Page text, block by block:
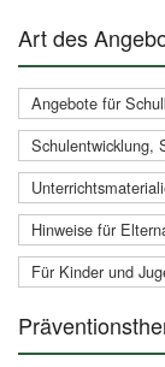
Art des
Angebote für
Schulentwicklung,
Hinweise für
Für Kinder und